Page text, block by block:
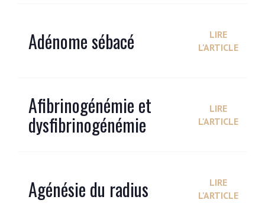
Adénome sébacé
LIRE
L'ARTICLE
Afibrinogénémie et
dysfibrinogénémie
LIRE
L'ARTICLE
Agénésie du radius
LIRE
L'ARTICLE